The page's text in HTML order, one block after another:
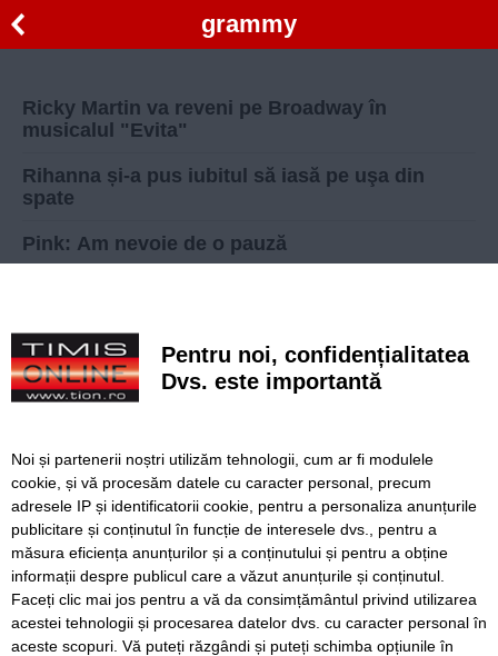
grammy
Ricky Martin va reveni pe Broadway în
musicalul "Evita"
Rihanna și-a pus iubitul să iasă pe uşa din
spate
Pink: Am nevoie de o pauză
You Tube: Beyonce live la Grammy Awards
2010
Folosinta Cookie-urilor
Termeni si conditii de utilizare
Politica de confidentialitate
Regulament postare și moderare comentarii
Pentru noi, confidențialitatea
Dvs. este importantă
Noi și partenerii noștri utilizăm tehnologii, cum ar fi modulele
cookie, și vă procesăm datele cu caracter personal, precum
adresele IP și identificatorii cookie, pentru a personaliza anunțurile
publicitare și conținutul în funcție de interesele dvs., pentru a
măsura eficiența anunțurilor și a conținutului și pentru a obține
informații despre publicul care a văzut anunțurile și conținutul.
Faceți clic mai jos pentru a vă da consimțământul privind utilizarea
acestei tehnologii și procesarea datelor dvs. cu caracter personal în
aceste scopuri. Vă puteți răzgândi și puteți schimba opțiunile în